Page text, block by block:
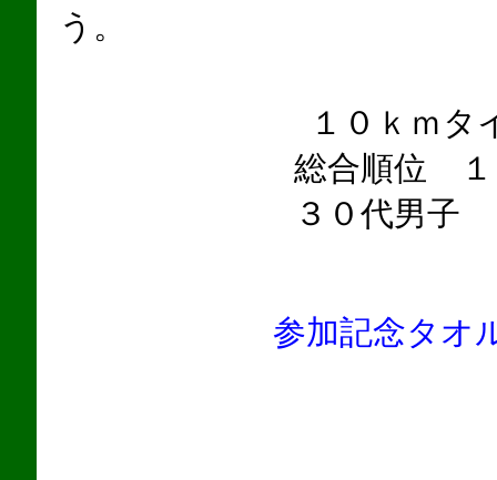
う。
１０ｋｍ
総合順位 １
３０代男子
参加記念タオ